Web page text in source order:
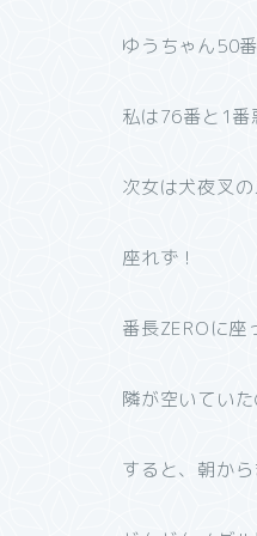
ゆうちゃん50番
私は76番と1番
次女は犬夜叉
座れず！
番長ZEROに座
隣が空いていた
すると、朝か